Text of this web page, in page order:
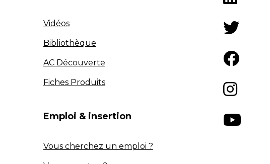
Vidéos
Bibliothèque
AC Découverte
Fiches Produits
Emploi & insertion
Vous cherchez un emploi ?